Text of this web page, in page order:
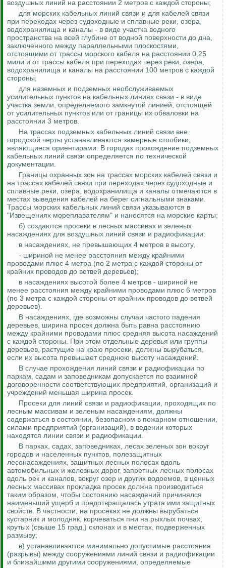
воздушных линий на расстоянии 2 метров с каждой стороны;
для морских кабельных линий связи и для кабелей связи
при переходах через судоходные и сплавные реки, озера,
водохранилища и каналы - в виде участка водного
пространства на всей глубине от водной поверхности до дна,
заключенного между параллельными плоскостями,
отстоящими от трассы морского кабеля на расстоянии 0,25
мили и от трассы кабеля при переходах через реки, озера,
водохранилища и каналы на расстоянии 100 метров с каждой
стороны;
для наземных и подземных необслуживаемых
усилительных пунктов на кабельных линиях связи - в виде
участка земли, определяемого замкнутой линией, отстоящей
от усилительных пунктов или от границы их обваловки на
расстоянии 3 метров.
На трассах подземных кабельных линий связи вне
городской черты устанавливаются замерные столбики,
являющиеся ориентирами. В городах прохождение подземных
кабельных линий связи определяется по технической
документации.
Границы охранных зон на трассах морских кабелей связи и
на трассах кабелей связи при переходах через судоходные и
сплавные реки, озера, водохранилища и каналы отмечаются в
местах выведения кабелей на берег сигнальными знаками.
Трассы морских кабельных линий связи указываются в
"Извещениях мореплавателям" и наносятся на морские карты;
б) создаются просеки в лесных массивах и зеленых
насаждениях для воздушных линий связи и радиофикации:
в насаждениях, не превышающих 4 метров в высоту,
- шириной не менее расстояния между крайними
проводами плюс 4 метра (по 2 метра с каждой стороны от
крайних проводов до ветвей деревьев);
в насаждениях высотой более 4 метров - шириной не
менее расстояния между крайними проводами плюс 6 метров
(по 3 метра с каждой стороны от крайних проводов до ветвей
деревьев).
В насаждениях, где возможны случаи частого падения
деревьев, ширина просек должна быть равна расстоянию
между крайними проводами плюс средняя высота насаждений
с каждой стороны. При этом отдельные деревья или группы
деревьев, растущие на краю просеки, должны вырубаться,
если их высота превышает среднюю высоту насаждений.
В случае прохождения линий связи и радиофикации по
паркам, садам и заповедникам допускается по взаимной
договоренности соответствующих предприятий, организаций и
учреждений меньшая ширина просек.
Просеки для линий связи и радиофикации, проходящих по
лесным массивам и зеленым насаждениям, должны
содержаться в состоянии, безопасном в пожарном отношении,
силами предприятий (организаций), в ведении которых
находятся линии связи и радиофикации.
В парках, садах, заповедниках, лесах зеленых зон вокруг
городов и населенных пунктов, полезащитных
лесонасаждениях, защитных лесных полосах вдоль
автомобильных и железных дорог, запретных лесных полосах
вдоль рек и каналов, вокруг озер и других водоемов, в ценных
лесных массивах прокладка просек должна производиться
таким образом, чтобы состоянию насаждений причинялся
наименьший ущерб и предотвращалась утрата ими защитных
свойств. В частности, на просеках не должны вырубаться
кустарник и молодняк, корчеваться пни на рыхлых почвах,
крутых (свыше 15 град.) склонах и в местах, подверженных
размыву;
в) устанавливаются минимально допустимые расстояния
(разрывы) между сооружениями линий связи и радиофикации
и ближайшими другими сооружениями, определяемые